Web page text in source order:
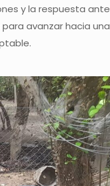
y la respuesta ante
avanzar hacia una